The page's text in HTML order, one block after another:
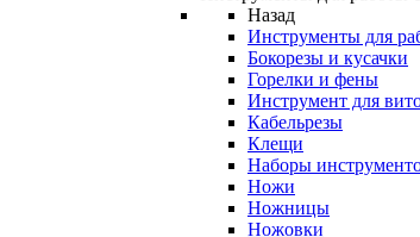
Назад
Инструменты для
Бокорезы и кусачки
Горелки и фены
Инструмент для
Кабельрезы
Клещи
Наборы
Ножи
Ножницы
Ножовки